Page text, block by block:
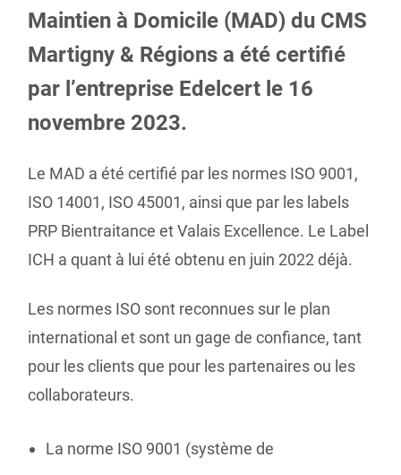
Maintien à Domicile (MAD) du CMS
Martigny & Régions a été certifié
par l’entreprise Edelcert le 16
novembre 2023.
Le MAD a été certifié par les normes ISO 9001,
ISO 14001, ISO 45001, ainsi que par les labels
PRP Bientraitance et Valais Excellence. Le Label
ICH a quant à lui été obtenu en juin 2022 déjà.
Les normes ISO sont reconnues sur le plan
international et sont un gage de confiance, tant
pour les clients que pour les partenaires ou les
collaborateurs.
La norme ISO 9001 (système de